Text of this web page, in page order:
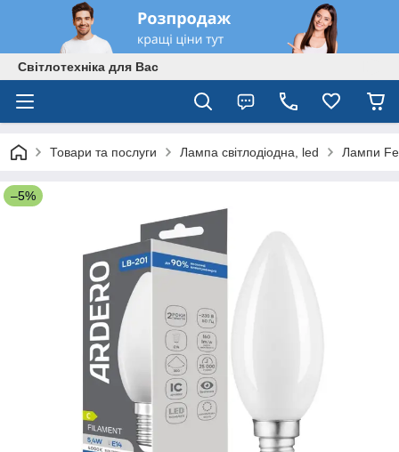
Світлотехніка для Вас
Товари та послуги Лампа світлодіодна, led Лампи
–5%